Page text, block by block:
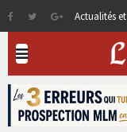
Actualités